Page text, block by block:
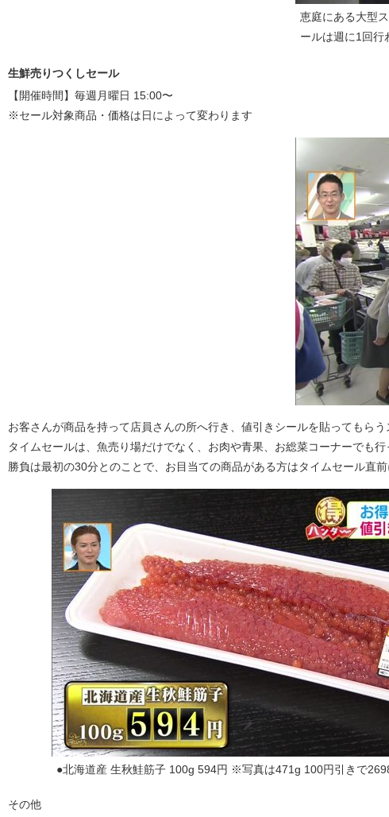
恵庭にある大型
ールは週に1回行
生鮮売りつくしセール
【開催時間】毎週月曜日 15:00〜
※セール対象商品・価格は日によって変わります
お客さんが商品を持って店員さんの所へ行き、値引きシールを貼ってもらう
タイムセールは、魚売り場だけでなく、お肉や青果、お総菜コーナーでも行
勝負は最初の30分とのことで、お目当ての商品がある方はタイムセール直
●北海道産 生秋鮭筋子 100g 594円 ※写真は471g 100円引きで
その他